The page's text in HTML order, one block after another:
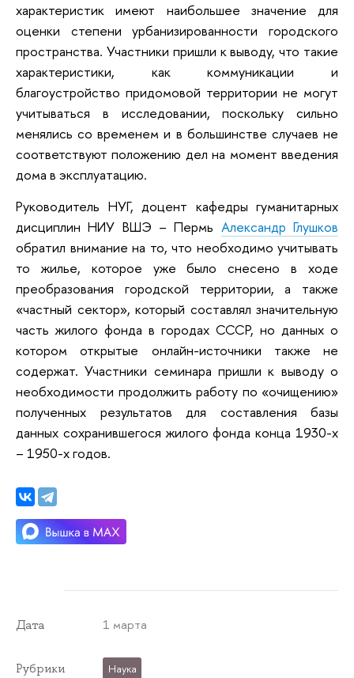
характеристик имеют наибольшее значение для
оценки степени урбанизированности городского
пространства. Участники пришли к выводу, что такие
характеристики, как коммуникации и
благоустройство придомовой территории не могут
учитываться в исследовании, поскольку сильно
менялись со временем и в большинстве случаев не
соответствуют положению дел на момент введения
дома в эксплуатацию.
Руководитель НУГ, доцент кафедры гуманитарных
дисциплин НИУ ВШЭ – Пермь Александр Глушков
обратил внимание на то, что необходимо учитывать
то жилье, которое уже было снесено в ходе
преобразования городской территории, а также
«частный сектор», который составлял значительную
часть жилого фонда в городах СССР, но данных о
котором открытые онлайн-источники также не
содержат. Участники семинара пришли к выводу о
необходимости продолжить работу по «очищению»
полученных результатов для составления базы
данных сохранившегося жилого фонда конца 1930-х
– 1950-х годов.
Дата 1 марта
Рубрики Наука